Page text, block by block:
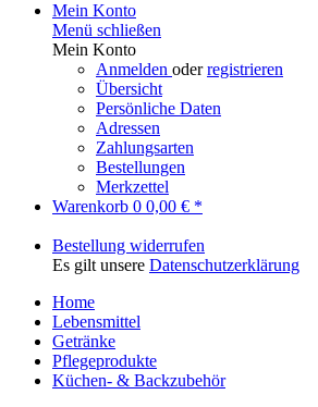
Mein Konto
Menü schließen
Mein Konto
Anmelden oderregistrieren
Übersicht
Persönliche Daten
Adressen
Zahlungsarten
Bestellungen
Merkzettel
Warenkorb 0 0,00 € *
Bestellung widerrufen
Es gilt unsere Datenschutzerklärung
Home
Lebensmittel
Getränke
Pflegeprodukte
Küchen- & Backzubehör